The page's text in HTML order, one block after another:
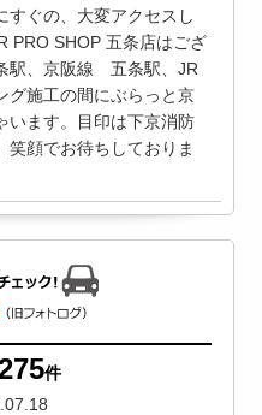
すぐの、大変アクセスし
PRO SHOP 五条店はござ
駅、京阪線 五条駅、JR
グ施工の間にぶらっと京
います。目印は下京消防
笑顔でお待ちしておりま
件